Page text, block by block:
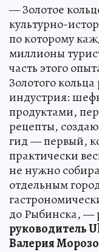
— Золотое
культурно-
по которому
миллионы
часть этого
Золотого
индустрия:
продуктами,
рецепты,
гид — первый,
практически
не нужно
отдельным
до Рыбинска, —
руководитель
Валерия